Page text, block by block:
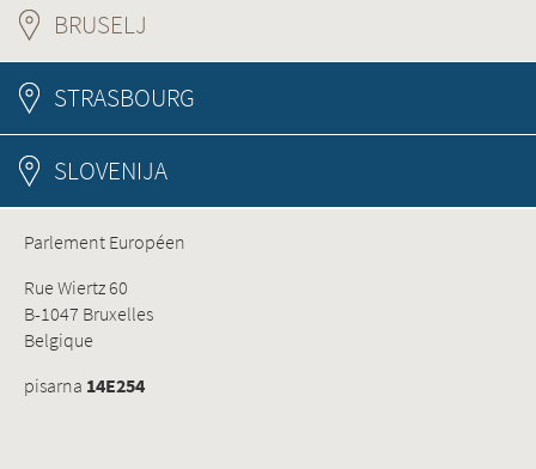
BRUSELJ
STRASBOURG
SLOVENIJA
Parlement Européen
Rue Wiertz 60
B-1047 Bruxelles
Belgique
pisarna 14E254